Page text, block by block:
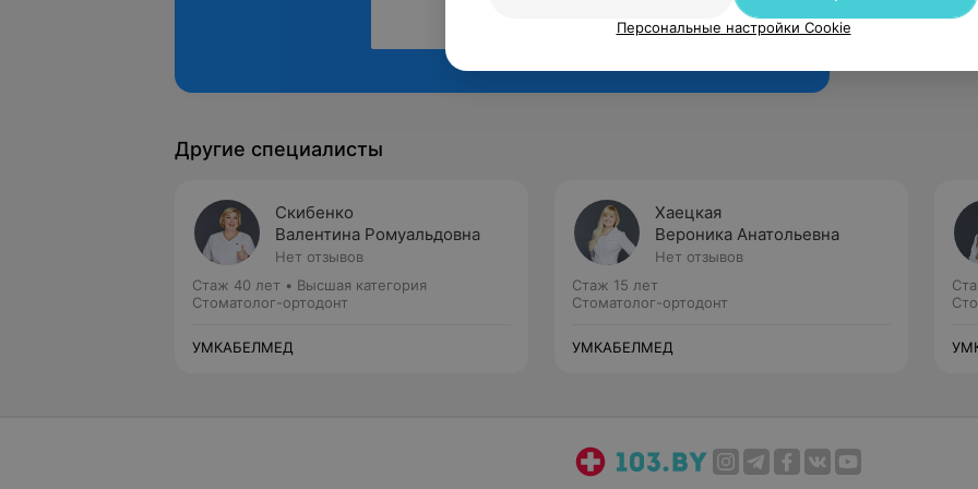
Рекомендую
Другие специалисты
Скибенко
Валентина Ромуальдовна
Нет отзывов
Стаж 40 лет • Высшая категория
Стоматолог-ортодонт
УМКАБЕЛМЕД
Хаецкая
Вероника Анатольевна
Нет отзывов
Стаж 15 лет
Стоматолог-ортодонт
УМКАБЕЛМЕД
Персональные настройки Cookie